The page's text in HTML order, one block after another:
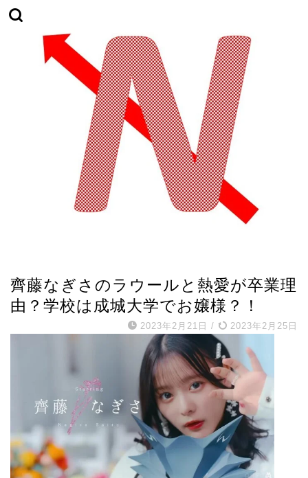
齊藤なぎさのラウールと熱愛が卒業理
由？学校は成城大学でお嬢様？！
2023年2月21日 / 2023年2月25日